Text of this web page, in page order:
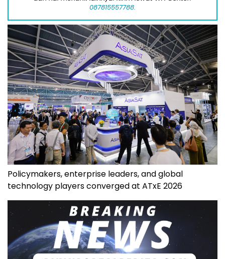
087815557788.
Policymakers, enterprise leaders, and global
technology players converged at ATxE 2026